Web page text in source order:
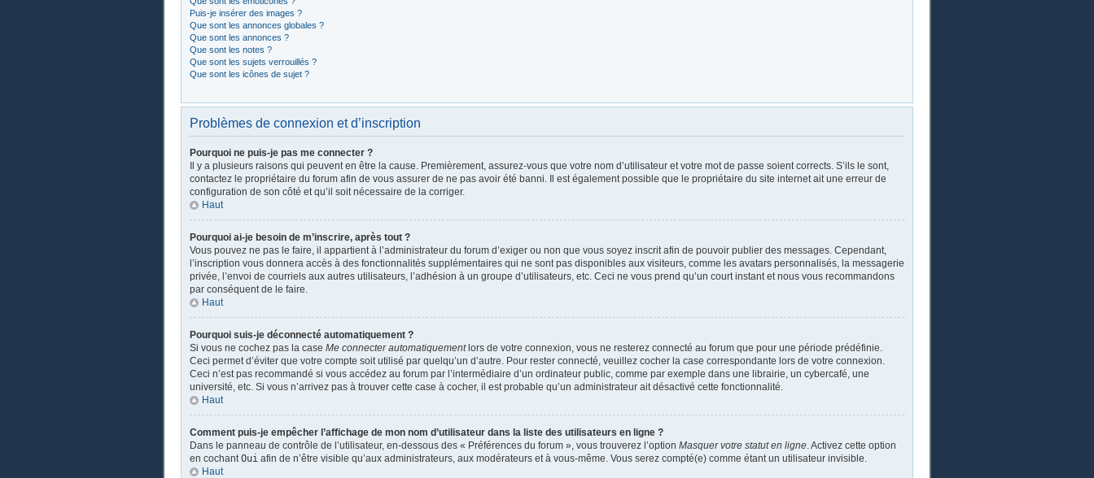
Puis-je insérer des images ?
Que sont les annonces globales ?
Que sont les annonces ?
Que sont les notes ?
Que sont les sujets verrouillés ?
Que sont les icônes de sujet ?
Problèmes de connexion et d’inscription
Pourquoi ne puis-je pas me connecter ?
Il y a plusieurs raisons qui peuvent en être la cause. Premièrement, assurez-vous que votre nom d’utilisateur et votre mot de passe soient corrects. S’ils le sont,
contactez le propriétaire du forum afin de vous assurer de ne pas avoir été banni. Il est également possible que le propriétaire du site internet ait une erreur de
configuration de son côté et qu’il soit nécessaire de la corriger.
Haut
Pourquoi ai-je besoin de m’inscrire, après tout ?
Vous pouvez ne pas le faire, il appartient à l’administrateur du forum d’exiger ou non que vous soyez inscrit afin de pouvoir publier des messages. Cependant,
l’inscription vous donnera accès à des fonctionnalités supplémentaires qui ne sont pas disponibles aux visiteurs, comme les avatars personnalisés, la messagerie
privée, l’envoi de courriels aux autres utilisateurs, l’adhésion à un groupe d’utilisateurs, etc. Ceci ne vous prend qu’un court instant et nous vous recommandons
par conséquent de le faire.
Haut
Pourquoi suis-je déconnecté automatiquement ?
Si vous ne cochez pas la case Me connecter automatiquementlors de votre connexion, vous ne resterez connecté au forum que pour une période prédéfinie.
Ceci permet d’éviter que votre compte soit utilisé par quelqu’un d’autre. Pour rester connecté, veuillez cocher la case correspondante lors de votre connexion.
Ceci n’est pas recommandé si vous accédez au forum par l’intermédiaire d’un ordinateur public, comme par exemple dans une librairie, un cybercafé, une
université, etc. Si vous n’arrivez pas à trouver cette case à cocher, il est probable qu’un administrateur ait désactivé cette fonctionnalité.
Haut
Comment puis-je empêcher l’affichage de mon nom d’utilisateur dans la liste des utilisateurs en ligne ?
Dans le panneau de contrôle de l’utilisateur, en-dessous des « Préférences du forum », vous trouverez l’option Masquer votre statut en ligne. Activez cette option
en cochantOui afin de n’être visible qu’aux administrateurs, aux modérateurs et à vous-même. Vous serez compté(e) comme étant un utilisateur invisible.
Haut